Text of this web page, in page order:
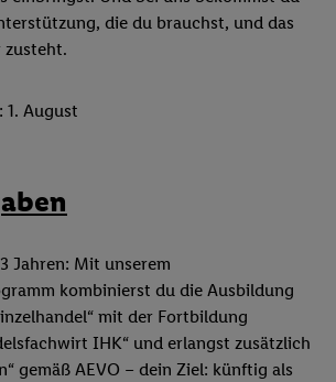
die du brauchst, und das
zusteht.
1. August
Jahren: Mit unserem
kombinierst du die Ausbildung
mit der Fortbildung
IHK“ und erlangst zusätzlich
gemäß AEVO – dein Ziel: künftig als